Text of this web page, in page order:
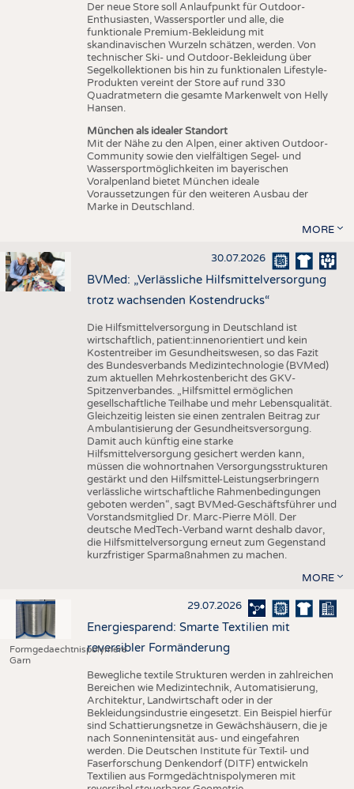
Der neue Store soll Anlaufpunkt für Outdoor-
Enthusiasten, Wassersportler und alle, die
funktionale Premium-Bekleidung mit
skandinavischen Wurzeln schätzen, werden. Von
technischer Ski- und Outdoor-Bekleidung über
Segelkollektionen bis hin zu funktionalen Lifestyle-
Produkten vereint der Store auf rund 330
Quadratmetern die gesamte Markenwelt von Helly
Hansen.
München als idealer Standort
Mit der Nähe zu den Alpen, einer aktiven Outdoor-
Community sowie den vielfältigen Segel- und
Wassersportmöglichkeiten im bayerischen
Voralpenland bietet München ideale
Voraussetzungen für den weiteren Ausbau der
Marke in Deutschland.
MORE
30.07.2026
BVMed: „Verlässliche Hilfsmittelversorgung
trotz wachsenden Kostendrucks“
Die Hilfsmittelversorgung in Deutschland ist
wirtschaftlich, patient:innenorientiert und kein
Kostentreiber im Gesundheitswesen, so das Fazit
des Bundesverbands Medizintechnologie (BVMed)
zum aktuellen Mehrkostenbericht des GKV-
Spitzenverbandes. „Hilfsmittel ermöglichen
gesellschaftliche Teilhabe und mehr Lebensqualität.
Gleichzeitig leisten sie einen zentralen Beitrag zur
Ambulantisierung der Gesundheitsversorgung.
Damit auch künftig eine starke
Hilfsmittelversorgung gesichert werden kann,
müssen die wohnortnahen Versorgungsstrukturen
gestärkt und den Hilfsmittel-Leistungserbringern
verlässliche wirtschaftliche Rahmenbedingungen
geboten werden“, sagt BVMed-Geschäftsführer und
Vorstandsmitglied Dr. Marc-Pierre Möll. Der
deutsche MedTech-Verband warnt deshalb davor,
die Hilfsmittelversorgung erneut zum Gegenstand
kurzfristiger Sparmaßnahmen zu machen.
MORE
Formgedaechtnispolymere
Garn
29.07.2026
Energiesparend: Smarte Textilien mit
reversibler Formänderung
Bewegliche textile Strukturen werden in zahlreichen
Bereichen wie Medizintechnik, Automatisierung,
Architektur, Landwirtschaft oder in der
Bekleidungsindustrie eingesetzt. Ein Beispiel hierfür
sind Schattierungsnetze in Gewächshäusern, die je
nach Sonnenintensität aus- und eingefahren
werden. Die Deutschen Institute für Textil- und
Faserforschung Denkendorf (DITF) entwickeln
Textilien aus Formgedächtnispolymeren mit